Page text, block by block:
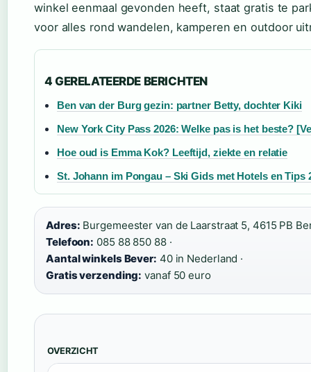
winkel eenmaal gevonden heeft, staat gratis te
voor alles rond wandelen, kamperen en outdoor
4 GERELATEERDE BERICHTEN
Ben van der Burg gezin: partner Betty, dochter Kiki
New York City Pass 2026: Welke pas is het beste?
Hoe oud is Emma Kok? Leeftijd, ziekte en relatie
St. Johann im Pongau – Ski Gids met Hotels en Tips
Adres: Burgemeester van de Laarstraat 5, 4615 PB
Telefoon: 085 88 850 88 ·
Aantal winkels Bever: 40 in Nederland ·
Gratis verzending: vanaf 50 euro
OVERZICHT